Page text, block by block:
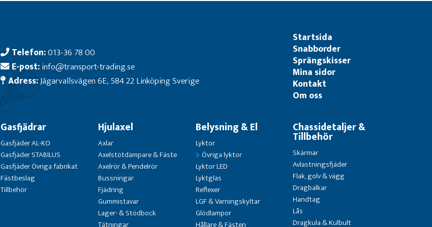
Telefon:013-36 78 00
E-post:info@transport-trading.se
Adress:Jägarvallsvägen 6E, 584 22 Linköping Sverige
Startsida
Snabborder
Sprängskisser
Mina sidor
Kontakt
Om oss
Gasfjädrar
Gasfjäder AL-KO
Gasfjäder STABILUS
Gasfjäder Övriga fabrikat
Fästbeslag
Tillbehör
Hjulaxel
Axlar
Axelstötdämpare & Fäste
Axelrör & Pendelrör
Bussningar
Fjädring
Gummistavar
Lager- & Stödbock
Belysning & El
Lyktor
Övriga lyktor
Lyktor LED
Lyktglas
Reflexer
LGF & Varningskyltar
Glödlampor
Chassidetaljer &
Tillbehör
Skärmar
Avlastningsfjäder
Flak, golv & vägg
Dragbalkar
Handtag
Lås
Dragkula & Kulbult